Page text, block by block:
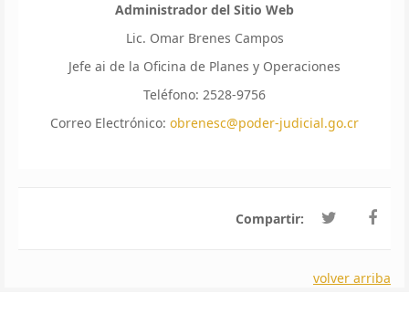
Administrador del Sitio Web
Lic. Omar Brenes Campos
Jefe ai de la Oficina de Planes y Operaciones
Teléfono: 2528-9756
Correo Electrónico: obrenesc@poder-judicial.go.cr
Compartir:
volver arriba